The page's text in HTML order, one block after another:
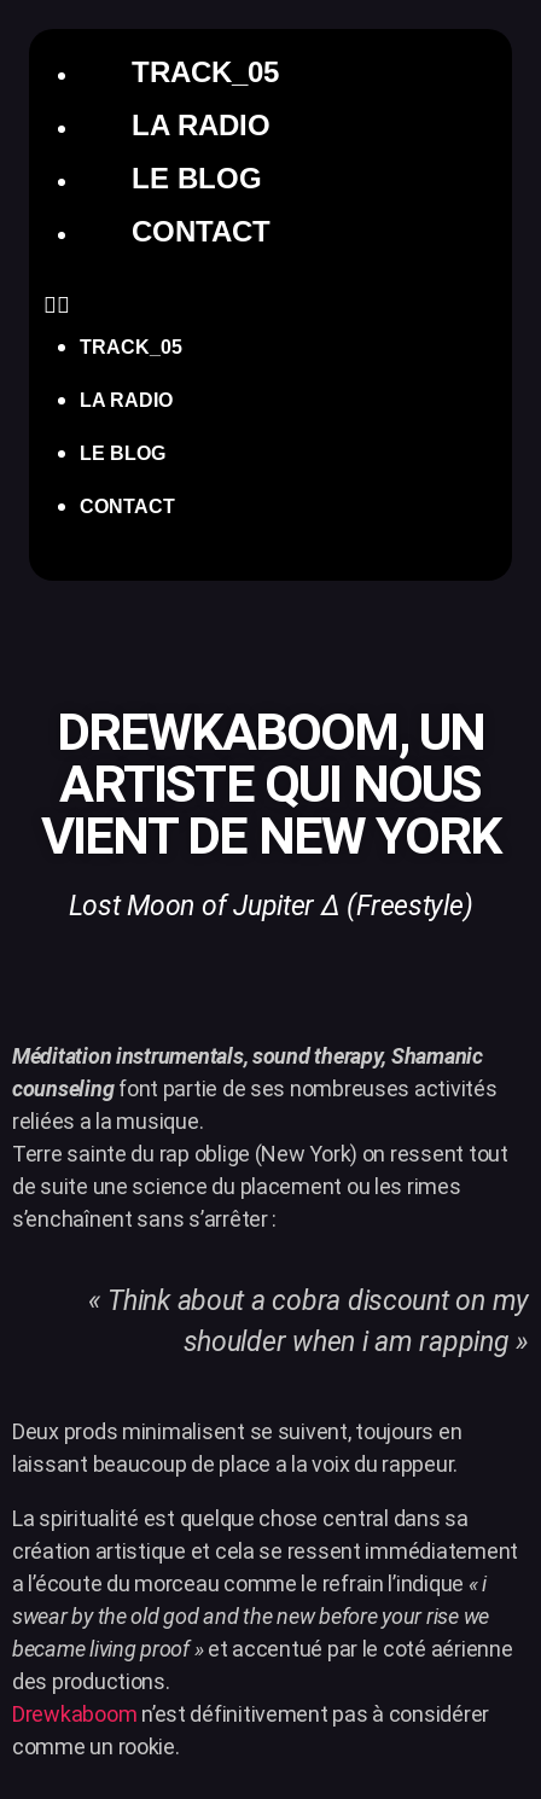
TRACK_05
LA RADIO
LE BLOG
CONTACT
TRACK_05
LA RADIO
LE BLOG
CONTACT
DREWKABOOM, UN
ARTISTE QUI NOUS
VIENT DE NEW YORK
Lost Moon of Jupiter Δ (Freestyle)
Méditation instrumentals, sound therapy, Shamanic
counselingfont partie de ses nombreuses activités
reliées a la musique.
Terre sainte du rap oblige (New York) on ressent tout
de suite une science du placement ou les rimes
s’enchaînent sans s’arrêter :
« Think about a cobra discount on my
shoulder when i am rapping »
Deux prods minimalisent se suivent, toujours en
laissant beaucoup de place a la voix du rappeur.
La spiritualité est quelque chose central dans sa
création artistique et cela se ressent immédiatement
a l’écoute du morceau comme le refrain l’indique « i
swear by the old god and the new before your rise we
became living proof »et accentué par le coté aérienne
des productions.
Drewkaboom n’est définitivement pas à considérer
comme un rookie.